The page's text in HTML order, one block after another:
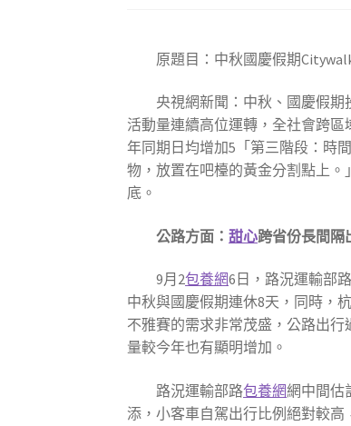
原題目：中秋國慶假期
央視網新聞：中秋、國慶假期
活動量連續高位運轉，全社會跨區
年同期日均增加5「第三階段：時
物，放置在吧檯的黃金分割點上。
底。
公路方面：甜心跨省份長間隔
9月2包養網6日，路況運輸部
中秋與國慶假期連休8天，同時，
不雅賽的需求非常茂盛，公路出
量較今年也有顯明增加。
路況運輸部路包養網網中間估
添，小客車自駕出行比例絕對較